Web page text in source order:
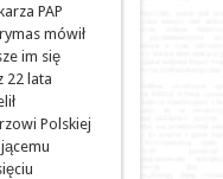
PAP
mówił
im się
22 lata
Polskiej